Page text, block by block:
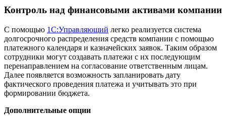
Контроль над финансовыми активами компании
С помощью 1С:Управляющий легко реализуется система
долгосрочного распределения средств компании с помощью
платежного календаря и казначейских заявок. Таким образом
сотрудники могут создавать платежи с их последующим
перенаправлением на согласование ответственным лицам.
Далее появляется возможность запланировать дату
фактического проведения платежа и учитывать это при
формировании бюджета.
Дополнительные опции